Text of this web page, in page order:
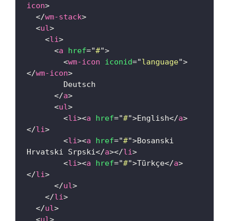
icon>
</wm-stack>
<ul>
<li>
<a href="#">
<wm-icon iconid="language">
</wm-icon>
        Deutsch
</a>
<ul>
<li><a href="#">English</a>
</li>
<li><a href="#">Bosanski
Hrvatski Srpski</a></li>
<li><a href="#">Türkçe</a>
</li>
</ul>
</li>
</ul>